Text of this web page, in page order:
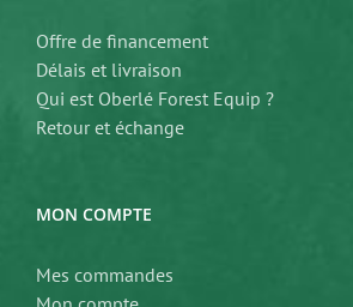
Offre de financement
Délais et livraison
Qui est Oberlé Forest Equip ?
Retour et échange
MON COMPTE
Mes commandes